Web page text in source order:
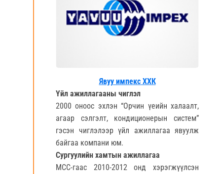
Явуу импекс ХХК
Үйл ажиллагааны чиглэл
2000 оноос эхлэн “Орчин үеийн халаалт,
агаар сэлгэлт, кондиционерын систем”
гэсэн чиглэлээр үйл ажиллагаа явуулж
байгаа компани юм.
Сургуулийн хамтын ажиллагаа
МСС-гаас 2010-2012 онд хэрэгжүүлсэн